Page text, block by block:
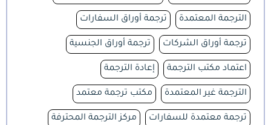
الترجمة المعتمدة ترجمة أوراق السفارات
ترجمة أوراق الشركات ترجمة أوراق الجنسية
اعتماد مكتب الترجمة إعادة الترجمة
الترجمة غير المعتمدة مكتب ترجمة معتمد
ترجمة معتمدة للسفارات مركز الترجمة المحترفة